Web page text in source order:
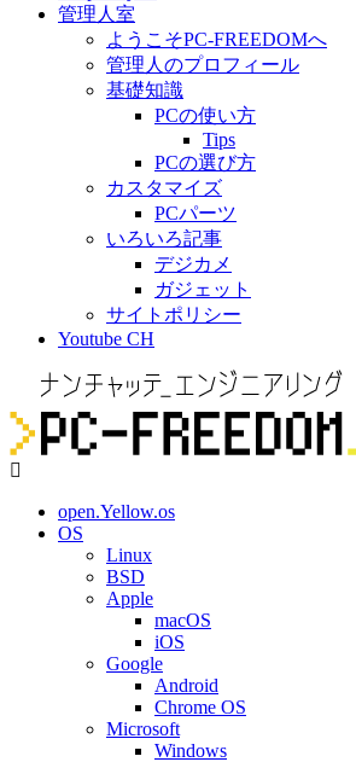
管理人室
ようこそPC-FREEDOMへ
管理人のプロフィール
基礎知識
PCの使い方
Tips
PCの選び方
カスタマイズ
PCパーツ
いろいろ記事
デジカメ
ガジェット
サイトポリシー
Youtube CH
open.Yellow.os
OS
Linux
BSD
Apple
macOS
iOS
Google
Android
Chrome OS
Microsoft
Windows